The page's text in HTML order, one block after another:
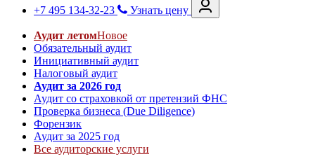
+7 495 134-32-23
Узнать цену
Аудит летомНовое
Обязательный аудит
Инициативный аудит
Налоговый аудит
Аудит за 2026 год
Аудит со страховкой от претензий ФНС
Проверка бизнеса (Due Diligence)
Форензик
Аудит за 2025 год
Все аудиторские услуги